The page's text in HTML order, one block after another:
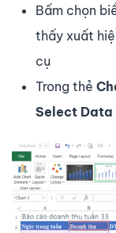
Bấm chọn
thấy xuất
cụ
Trong thẻ
Select Data